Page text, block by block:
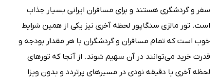
سفر و گردشگری هستند و برای مسافران ایرانی بسیار جذاب
است. تور مالزی سنگاپور لحظه آخری نیز یکی از همین شرایط
خوب است که تمام مسافران و گردشگران با هر مقدار بودجه و
قدرت خرید می‌توانند در آن سهیم شوند. از آنجا که تورهای
لحظه آخری یا دقیقه نودی در مسیرهای پرتردد و بدون ویزا